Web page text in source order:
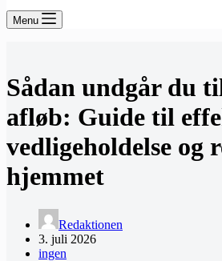
Menu
Sådan undgår du
afløb: Guide til
vedligeholdelse og
hjemmet
Redaktionen
3. juli 2026
ingen